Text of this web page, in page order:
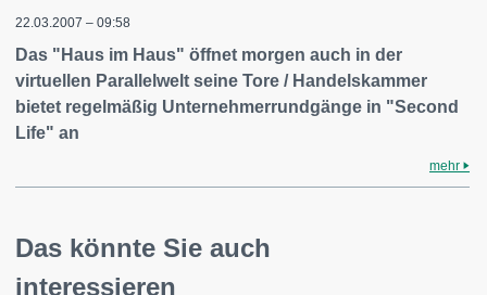
22.03.2007 – 09:58
Das "Haus im Haus" öffnet morgen auch in der
virtuellen Parallelwelt seine Tore / Handelskammer
bietet regelmäßig Unternehmerrundgänge in "Second
Life" an
mehr
Das könnte Sie auch
interessieren